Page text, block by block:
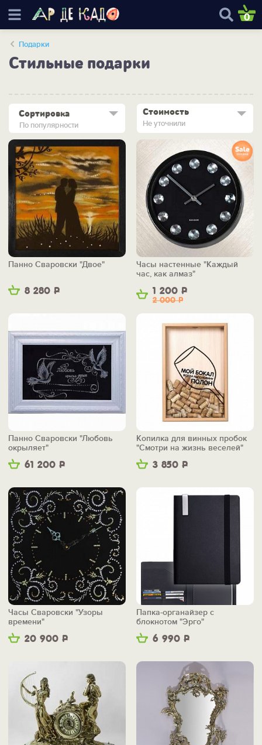
0
Подарки
Стильные подарки
По популярности
Сортировка Стоимость
Не уточнили
8 280 Р
Панно Сваровски "Двое"
1 200 Р
2 000Р
Часы настенные "Каждый
час, как алмаз"
61 200 Р
Панно Сваровски "Любовь
окрыляет"
3 850 Р
Копилка для винных пробок
"Смотри на жизнь веселей"
20 900 Р
Часы Сваровски "Узоры
времени"
6 990 Р
Папка-органайзер с
блокнотом "Эрго"